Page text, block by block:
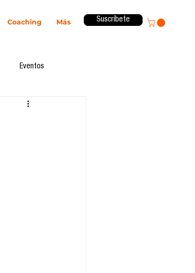
Coaching Más Suscríbete
Eventos
Innovación